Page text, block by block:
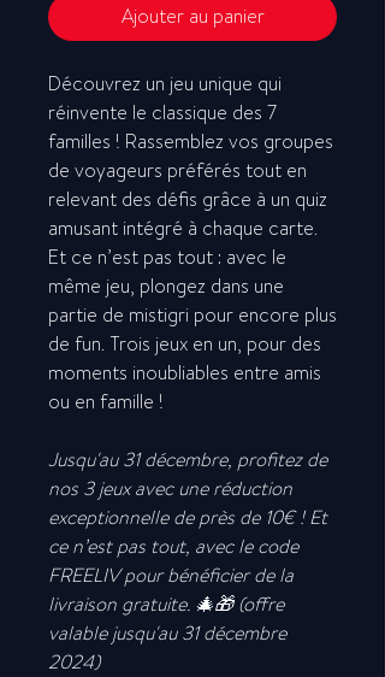
Ajouter au panier
Découvrez un jeu unique qui
réinvente le classique des 7
familles ! Rassemblez vos groupes
de voyageurs préférés tout en
relevant des défis grâce à un quiz
amusant intégré à chaque carte.
Et ce n’est pas tout : avec le
même jeu, plongez dans une
partie de mistigri pour encore plus
de fun. Trois jeux en un, pour des
moments inoubliables entre amis
ou en famille !
Jusqu'au 31 décembre, profitez de
nos 3 jeux avec une réduction
exceptionnelle de près de 10€ ! Et
ce n’est pas tout, avec le code
FREELIV pour bénéficier de la
livraison gratuite. 🎄🎁 (offre
valable jusqu'au 31 décembre
2024)